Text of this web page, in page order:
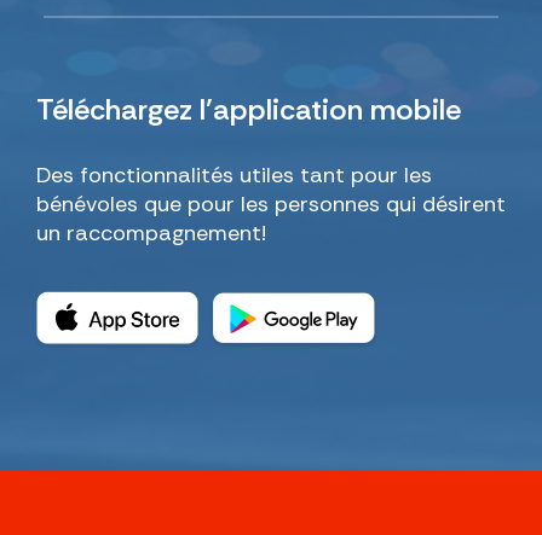
Téléchargez l’application mobile
Des fonctionnalités utiles tant pour les
bénévoles que pour les personnes qui désirent
un raccompagnement!